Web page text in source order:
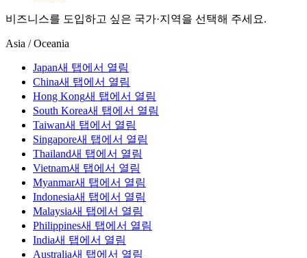
비즈니스를 도입하고 싶은 국가·지역을 선택해 주세요.
Asia / Oceania
Japan새 탭에서 열림
China새 탭에서 열림
Hong Kong새 탭에서 열림
South Korea새 탭에서 열림
Taiwan새 탭에서 열림
Singapore새 탭에서 열림
Thailand새 탭에서 열림
Vietnam새 탭에서 열림
Myanmar새 탭에서 열림
Indonesia새 탭에서 열림
Malaysia새 탭에서 열림
Philippines새 탭에서 열림
India새 탭에서 열림
Australia새 탭에서 열림